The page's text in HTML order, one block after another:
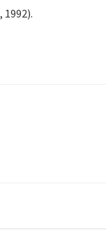
1992).